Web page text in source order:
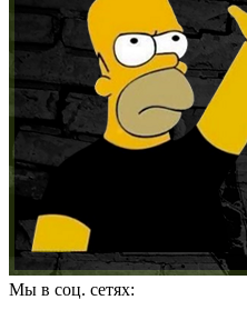
Мы в соц. сетях: